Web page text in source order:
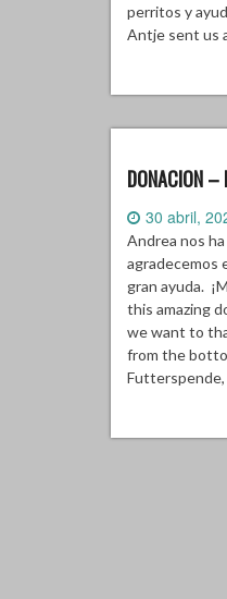
perritos y
Antje sent us
DONACION –
30 abril,
Andrea nos
agradecemos
gran ayuda.
this amazing
we want to
from the
Futterspende,